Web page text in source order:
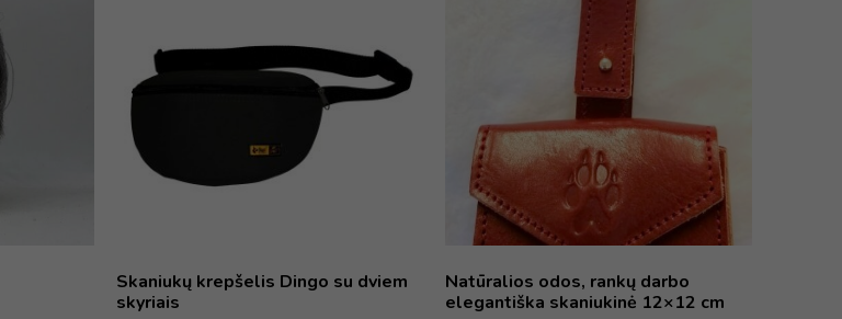
Skaniukų krepšelis Dingo su dviem
skyriais
Natūralios odos, rankų darbo
elegantiška skaniukinė 12×12 cm